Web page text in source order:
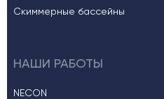
Скиммерные бассейны
НАШИ РАБОТЫ
NECON